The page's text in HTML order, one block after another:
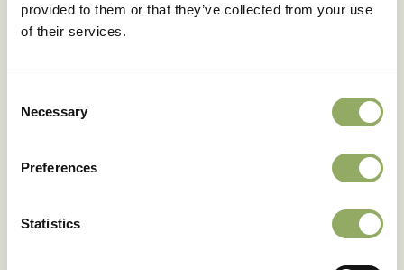
provided to them or that they’ve collected from your use
of their services.
Selection
Necessary
Preferences
Statistics
Deze rassen in het echt zien?
Onze accountmanagers vertellen jou graag meer.